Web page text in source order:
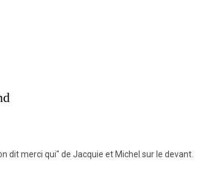
dit merci qui" de Jacquie et Michel sur le devant.